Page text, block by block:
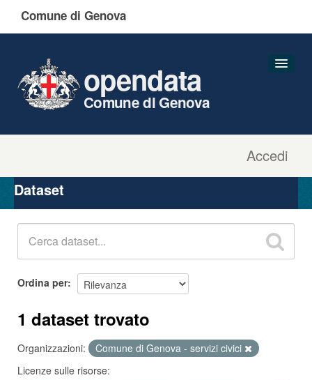
Comune di Genova
Accedi
opendata
Comune di Genova
Organizzazioni
Gruppi
Dataset
Ordina per
1 dataset trovato
Organizzazioni:
Comune di Genova - servizi civici
Licenze sulle risorse: